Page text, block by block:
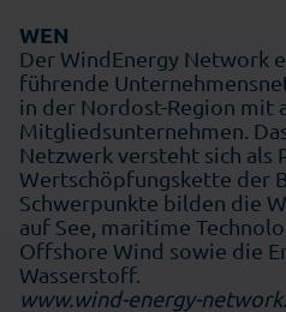
WEN
Der WindEnergy Network
führende
in der Nordost-Region mit
Mitgliedsunternehmen.
Netzwerk versteht sich
Wertschöpfungskette der
Schwerpunkte bilden die
auf See, maritime
Offshore Wind sowie die
Wasserstoff.
www.wind-energy-